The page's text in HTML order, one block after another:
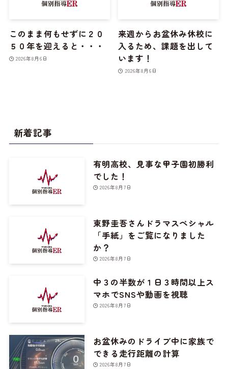
このまま何もせずに２０
５０年を迎えると・・・
2026年8月6日
来週からお盆休み休校に
入るため、課題を出して
います！
2026年8月6日
新着記事
有明高校、見事な甲子園初勝利
でした！
2026年8月7日
東野圭吾さんドラマスペシャル
「手紙」をご覧になりました
か？
2026年8月7日
中３の半数が１日３時間以上ス
マホでSNSや動画を視聴
2026年8月7日
お盆休みのドライブ中に家族で
できる走行距離の計算
2026年8月7日